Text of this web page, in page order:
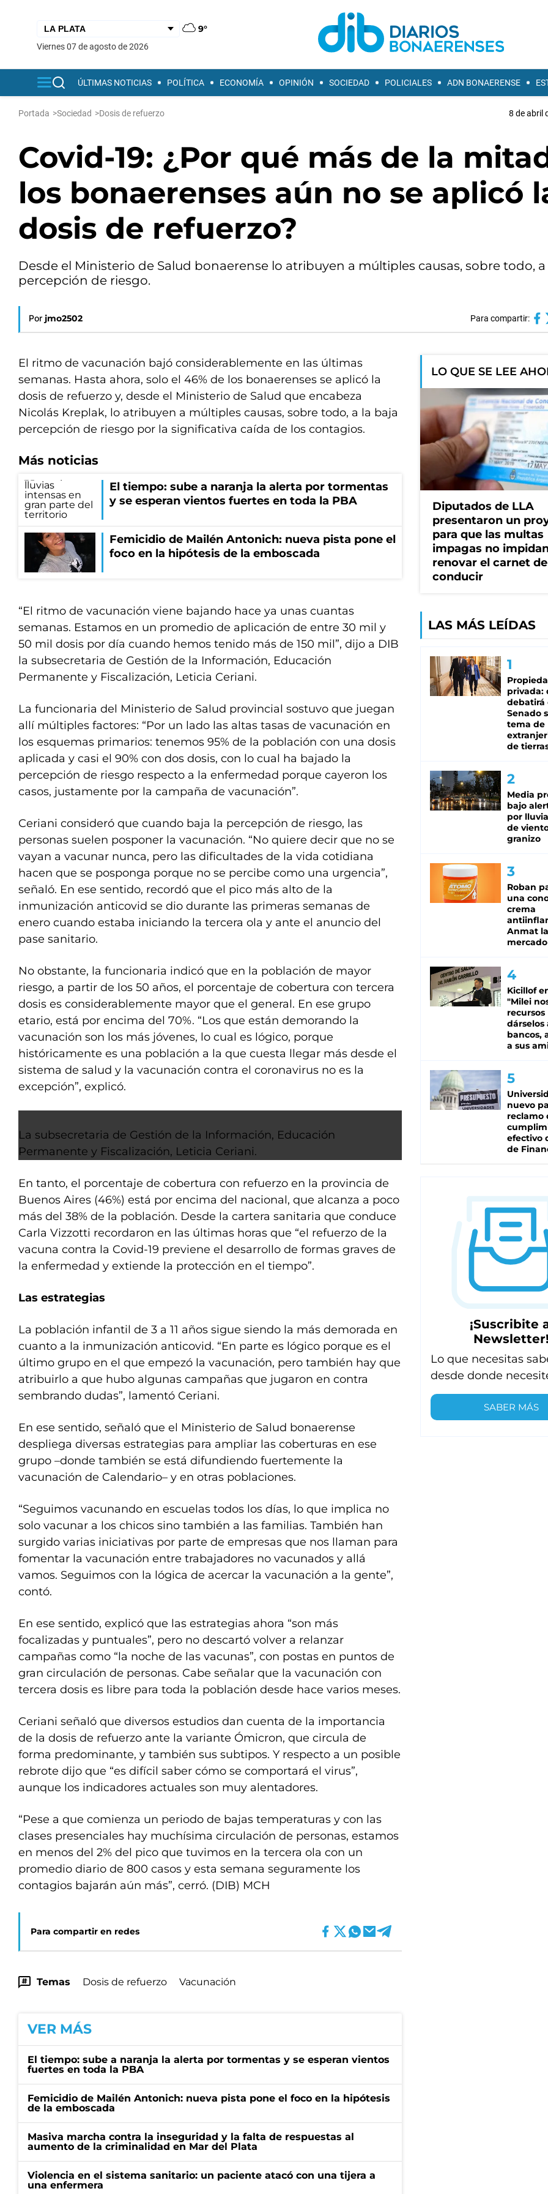
9°
viernes 07 de agosto de 2026
ÚLTIMAS NOTICIAS POLÍTICA ECONOMÍA OPINIÓN SOCIEDAD POLICIALES ADN BONAERENSE
Portada >Sociedad >Dosis de refuerzo 8 de abril
Covid-19: ¿Por qué más de la
los bonaerenses aún no se aplicó
dosis de refuerzo?
Desde el Ministerio de Salud bonaerense lo atribuyen a múltiples causas, sobre todo, a
percepción de riesgo.
Por jmo2502 Para compartir:
El ritmo de vacunación bajó considerablemente en las últimas
semanas. Hasta ahora, solo el 46% de los bonaerenses se aplicó la
dosis de refuerzo y, desde el Ministerio de Salud que encabeza
Nicolás Kreplak, lo atribuyen a múltiples causas, sobre todo, a la baja
percepción de riesgo por la significativa caída de los contagios.
Más noticias
El tiempo: sube a naranja la alerta por tormentas
y se esperan vientos fuertes en toda la PBA
Femicidio de Mailén Antonich: nueva pista pone el
foco en la hipótesis de la emboscada
“El ritmo de vacunación viene bajando hace ya unas cuantas
semanas. Estamos en un promedio de aplicación de entre 30 mil y
50 mil dosis por día cuando hemos tenido más de 150 mil”, dijo a DIB
la subsecretaria de Gestión de la Información, Educación
Permanente y Fiscalización, Leticia Ceriani.
La funcionaria del Ministerio de Salud provincial sostuvo que juegan
allí múltiples factores: “Por un lado las altas tasas de vacunación en
los esquemas primarios: tenemos 95% de la población con una dosis
aplicada y casi el 90% con dos dosis, con lo cual ha bajado la
percepción de riesgo respecto a la enfermedad porque cayeron los
casos, justamente por la campaña de vacunación”.
Ceriani consideró que cuando baja la percepción de riesgo, las
personas suelen posponer la vacunación. “No quiere decir que no se
vayan a vacunar nunca, pero las dificultades de la vida cotidiana
hacen que se posponga porque no se percibe como una urgencia”,
señaló. En ese sentido, recordó que el pico más alto de la
inmunización anticovid se dio durante las primeras semanas de
enero cuando estaba iniciando la tercera ola y ante el anuncio del
pase sanitario.
No obstante, la funcionaria indicó que en la población de mayor
riesgo, a partir de los 50 años, el porcentaje de cobertura con tercera
dosis es considerablemente mayor que el general. En ese grupo
etario, está por encima del 70%. “Los que están demorando la
vacunación son los más jóvenes, lo cual es lógico, porque
históricamente es una población a la que cuesta llegar más desde el
sistema de salud y la vacunación contra el coronavirus no es la
excepción”, explicó.
La subsecretaria de Gestión de la Información, Educación
Permanente y Fiscalización, Leticia Ceriani.
En tanto, el porcentaje de cobertura con refuerzo en la provincia de
Buenos Aires (46%) está por encima del nacional, que alcanza a poco
más del 38% de la población. Desde la cartera sanitaria que conduce
Carla Vizzotti recordaron en las últimas horas que “el refuerzo de la
vacuna contra la Covid-19 previene el desarrollo de formas graves de
la enfermedad y extiende la protección en el tiempo”.
Las estrategias
La población infantil de 3 a 11 años sigue siendo la más demorada en
cuanto a la inmunización anticovid. “En parte es lógico porque es el
último grupo en el que empezó la vacunación, pero también hay que
atribuirlo a que hubo algunas campañas que jugaron en contra
sembrando dudas”, lamentó Ceriani.
En ese sentido, señaló que el Ministerio de Salud bonaerense
despliega diversas estrategias para ampliar las coberturas en ese
grupo –donde también se está difundiendo fuertemente la
vacunación de Calendario– y en otras poblaciones.
“Seguimos vacunando en escuelas todos los días, lo que implica no
solo vacunar a los chicos sino también a las familias. También han
surgido varias iniciativas por parte de empresas que nos llaman para
fomentar la vacunación entre trabajadores no vacunados y allá
vamos. Seguimos con la lógica de acercar la vacunación a la gente”,
contó.
En ese sentido, explicó que las estrategias ahora “son más
focalizadas y puntuales”, pero no descartó volver a relanzar
campañas como “la noche de las vacunas”, con postas en puntos de
gran circulación de personas. Cabe señalar que la vacunación con
tercera dosis es libre para toda la población desde hace varios meses.
Ceriani señaló que diversos estudios dan cuenta de la importancia
de la dosis de refuerzo ante la variante Ómicron, que circula de
forma predominante, y también sus subtipos. Y respecto a un posible
rebrote dijo que “es difícil saber cómo se comportará el virus”,
aunque los indicadores actuales son muy alentadores.
“Pese a que comienza un periodo de bajas temperaturas y con las
clases presenciales hay muchísima circulación de personas, estamos
en menos del 2% del pico que tuvimos en la tercera ola con un
promedio diario de 800 casos y esta semana seguramente los
contagios bajarán aún más”, cerró. (DIB) MCH
Para compartir en redes
Temas Dosis de refuerzo Vacunación
VER MÁS
El tiempo: sube a naranja la alerta por tormentas y se esperan vientos
fuertes en toda la PBA
Femicidio de Mailén Antonich: nueva pista pone el foco en la hipótesis
de la emboscada
Masiva marcha contra la inseguridad y la falta de respuestas al
aumento de la criminalidad en Mar del Plata
Violencia en el sistema sanitario: un paciente atacó con una tijera a
una enfermera
LO QUE SE LEE
Diputados de LLA
presentaron un
para que las multas
impagas no
renovar el carnet de
conducir
LAS MÁS LEÍDAS
privada:
debatirá
Senado
tema de
de
Media
bajo
por
de
granizo
Roban
una
crema
Anmat
mercado
Kicillof
"Milei
recursos
dárselos
bancos,
a sus
nuevo
reclamo
efectivo
de
¡Suscribite
Lo que necesitas
desde donde
SABER MÁS